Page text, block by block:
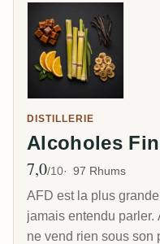
DISTILLERIE
Alcoholes
Note moyenne
7,0/10 97 Rhums
AFD est la plus
jamais entendu
ne vend rien sous son